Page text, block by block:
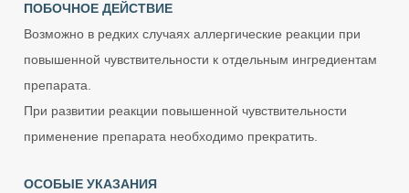
ПОБОЧНОЕ ДЕЙСТВИЕ
Возможно в редких случаях аллергические реакции при
повышенной чувствительности к отдельным ингредиентам
препарата.
При развитии реакции повышенной чувствительности
применение препарата необходимо прекратить.
ОСОБЫЕ УКАЗАНИЯ